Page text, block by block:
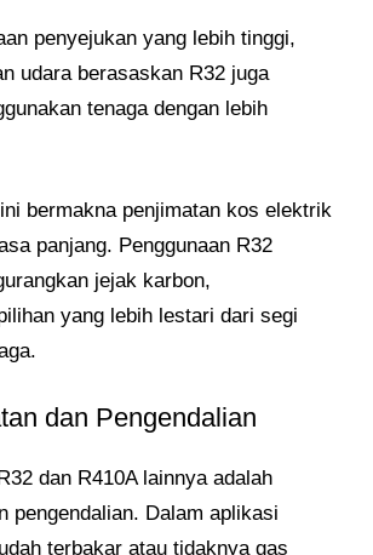
penyejukan yang lebih tinggi,
udara berasaskan R32 juga
tenaga dengan lebih
bermakna penjimatan kos elektrik
panjang. Penggunaan R32
jejak karbon,
yang lebih lestari dari segi
dan Pengendalian
dan R410A lainnya adalah
pengendalian. Dalam aplikasi
terbakar atau tidaknya gas